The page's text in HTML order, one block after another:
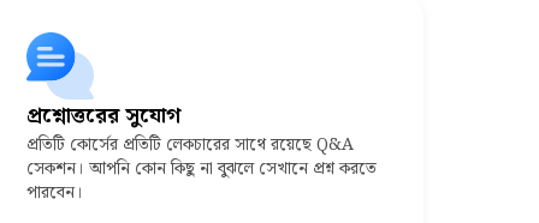
প্রশ্নোত্তরের সুযোগ
প্রতিটি কোর্সের প্রতিটি লেকচারের সাথে রয়েছে Q&A
সেকশন। আপনি কোন কিছু না বুঝলে সেখানে প্রশ্ন করতে
পারবেন।